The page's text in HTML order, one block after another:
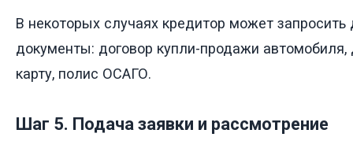
В некоторых случаях кредитор может
документы: договор купли-продажи автомобиля,
карту, полис ОСАГО.
Шаг 5. Подача заявки и рассмотрение